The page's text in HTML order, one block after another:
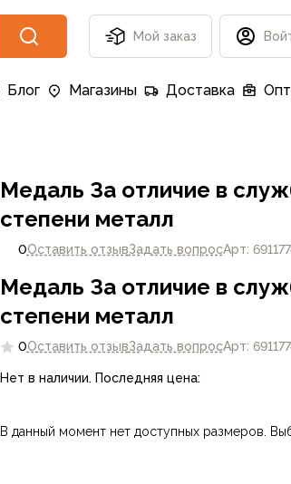
Мой заказ
Блог Магазины Доставка Опт
Нет в наличии. Последняя цена:
Медаль За отличие в
степени металл
В данный момент нет доступных размеров.
0Оставить отзывЗадать вопросАрт:
Медаль За отличие в
степени металл
0Оставить отзывЗадать вопросАрт: